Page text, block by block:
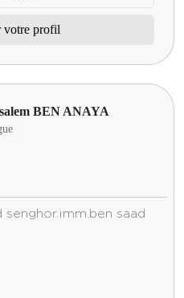
votre profil
BEN ANAYA
saad